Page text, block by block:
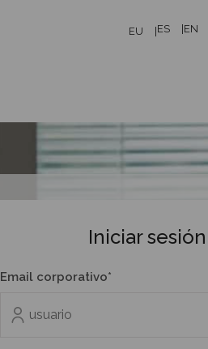
EU ES EN
Iniciar sesión
Email corporativo*